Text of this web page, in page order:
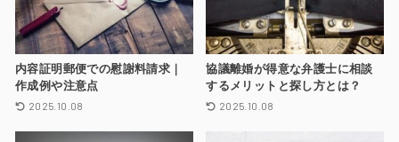
内容証明郵便での慰謝料請求｜
作成例や注意点
2025.10.08
協議離婚が得意な弁護士に相談
するメリットと探し方とは？
2025.10.08